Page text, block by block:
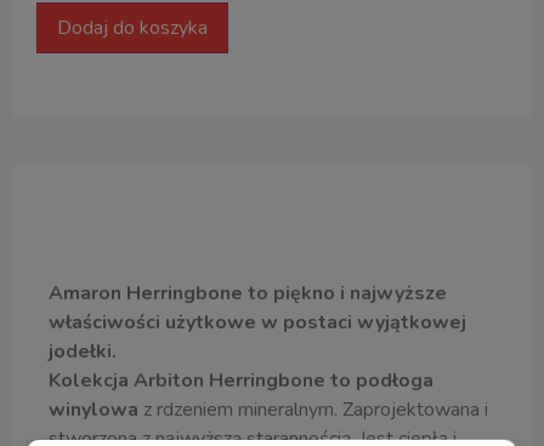
Dodaj do koszyka
Amaron Herringbone to piękno i najwyższe
właściwości użytkowe w postaci wyjątkowej
jodełki.
Kolekcja Arbiton Herringbone to podłoga
winylowa z rdzeniem mineralnym. Zaprojektowana i
stworzona z najwyższą starannością. Jest ciepła i